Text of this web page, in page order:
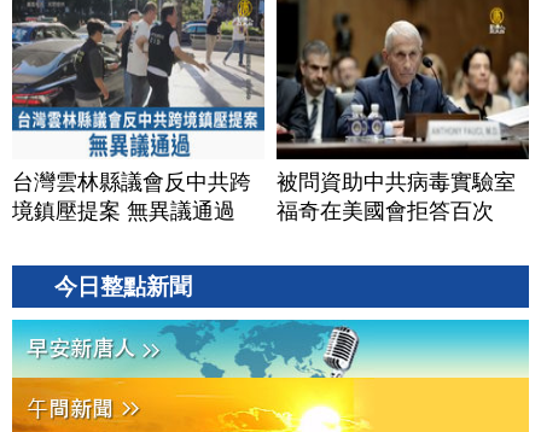
台灣雲林縣議會反中共跨
境鎮壓提案 無異議通過
被問資助中共病毒實驗室
福奇在美國會拒答百次
今日整點新聞